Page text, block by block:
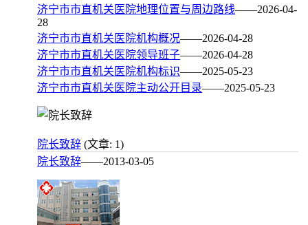
济宁市市直机关医院地理位置与周边路线——2026-04-
28
济宁市市直机关医院机构概况——2026-04-28
济宁市市直机关医院领导班子——2026-04-28
济宁市市直机关医院机构标识——2025-05-23
济宁市市直机关医院主动公开目录——2025-05-23
院长致辞 (文章: 1)
院长致辞——2013-03-05